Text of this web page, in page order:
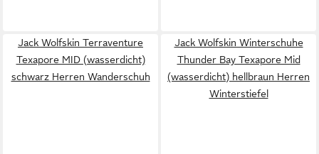
Jack Wolfskin Terraventure
Texapore MID (wasserdicht)
schwarz Herren Wanderschuh
Jack Wolfskin Winterschuhe
Thunder Bay Texapore Mid
(wasserdicht) hellbraun Herren
Winterstiefel